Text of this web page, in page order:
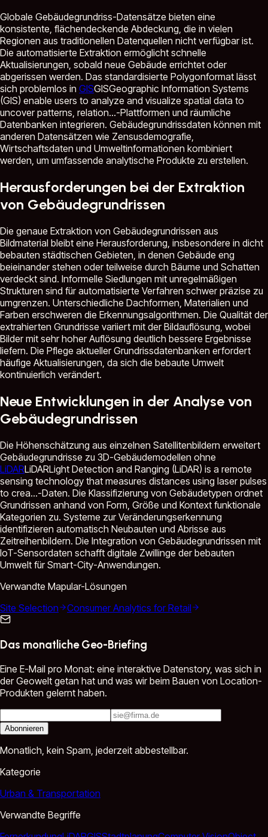
Globale Gebäudegrundriss-Datensätze bieten eine
konsistente, flächendeckende Abdeckung, die in vielen
Regionen aus traditionellen Datenquellen nicht verfügbar ist.
Die automatisierte Extraktion ermöglicht schnelle
Aktualisierungen, sobald neue Gebäude errichtet oder
abgerissen werden. Das standardisierte Polygonformat lässt
sich problemlos in GISGISGeographic Information Systems
(GIS) enable users to analyze and visualize spatial data to
uncover patterns, relation...-Plattformen und räumliche
Datenbanken integrieren. Gebäudegrundrissdaten können mit
anderen Datensätzen wie Zensusdemografie,
Wirtschaftsdaten und Umweltinformationen kombiniert
werden, um umfassende analytische Produkte zu erstellen.
Herausforderungen bei der Extraktion
von Gebäudegrundrissen
Die genaue Extraktion von Gebäudegrundrissen aus
Bildmaterial bleibt eine Herausforderung, insbesondere in dicht
bebauten städtischen Gebieten, in denen Gebäude eng
beieinander stehen oder teilweise durch Bäume und Schatten
verdeckt sind. Informelle Siedlungen mit unregelmäßigen
Strukturen sind für automatisierte Verfahren schwer präzise zu
umgrenzen. Unterschiedliche Dachformen, Materialien und
Farben erschweren die Erkennungsalgorithmen. Die Qualität der
extrahierten Grundrisse variiert mit der Bildauflösung, wobei
Bilder mit sehr hoher Auflösung deutlich bessere Ergebnisse
liefern. Die Pflege aktueller Grundrissdatenbanken erfordert
häufige Aktualisierungen, da sich die bebaute Umwelt
kontinuierlich verändert.
Neue Entwicklungen in der Analyse von
Gebäudegrundrissen
Die Höhenschätzung aus einzelnen Satellitenbildern erweitert
Gebäudegrundrisse zu 3D-Gebäudemodellen ohne
LiDARLiDARLight Detection and Ranging (LiDAR) is a remote
sensing technology that measures distances using laser pulses
to crea...-Daten. Die Klassifizierung von Gebäudetypen ordnet
Grundrissen anhand von Form, Größe und Kontext funktionale
Kategorien zu. Systeme zur Veränderungserkennung
identifizieren automatisch Neubauten und Abrisse aus
Zeitreihenbildern. Die Integration von Gebäudegrundrissen mit
IoT-Sensordaten schafft digitale Zwillinge der bebauten
Umwelt für Smart-City-Anwendungen.
Verwandte Mapular-Lösungen
Site Selection
Consumer Analytics for Retail
Das monatliche Geo-Briefing
Eine E-Mail pro Monat: eine interaktive Datenstory, was sich in
der Geowelt getan hat und was wir beim Bauen von Location-
Produkten gelernt haben.
Abonnieren
Monatlich, kein Spam, jederzeit abbestellbar.
Kategorie
Urban & Transportation
Verwandte Begriffe